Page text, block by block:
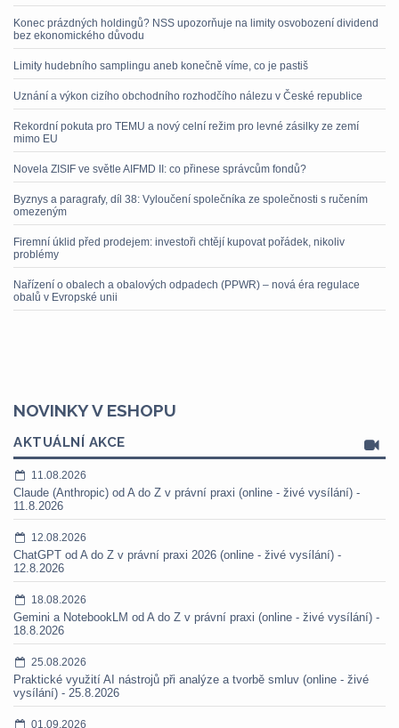
Konec prázdných holdingů? NSS upozorňuje na limity osvobození dividend
bez ekonomického důvodu
Limity hudebního samplingu aneb konečně víme, co je pastiš
Uznání a výkon cizího obchodního rozhodčího nálezu v České republice
Rekordní pokuta pro TEMU a nový celní režim pro levné zásilky ze zemí
mimo EU
Novela ZISIF ve světle AIFMD II: co přinese správcům fondů?
Byznys a paragrafy, díl 38: Vyloučení společníka ze společnosti s ručením
omezeným
Firemní úklid před prodejem: investoři chtějí kupovat pořádek, nikoliv
problémy
Nařízení o obalech a obalových odpadech (PPWR) – nová éra regulace
obalů v Evropské unii
NOVINKY V ESHOPU
AKTUÁLNÍ AKCE
11.08.2026
Claude (Anthropic) od A do Z v právní praxi (online - živé vysílání) -
11.8.2026
12.08.2026
ChatGPT od A do Z v právní praxi 2026 (online - živé vysílání) -
12.8.2026
18.08.2026
Gemini a NotebookLM od A do Z v právní praxi (online - živé vysílání) -
18.8.2026
25.08.2026
Praktické využití AI nástrojů při analýze a tvorbě smluv (online - živé
vysílání) - 25.8.2026
01.09.2026